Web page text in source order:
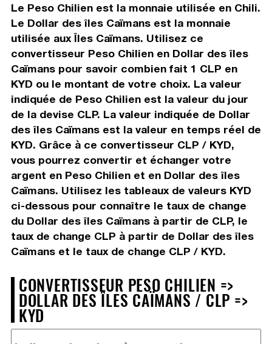
Le Peso Chilien est la monnaie utilisée en Chili.
Le Dollar des îles Caïmans est la monnaie
utilisée aux Îles Caïmans. Utilisez ce
convertisseur Peso Chilien en Dollar des îles
Caïmans pour savoir combien fait 1 CLP en
KYD ou le montant de votre choix. La valeur
indiquée de Peso Chilien est la valeur du jour
de la devise CLP. La valeur indiquée de Dollar
des îles Caïmans est la valeur en temps réel de
KYD. Grâce à ce convertisseur CLP / KYD,
vous pourrez convertir et échanger votre
argent en Peso Chilien et en Dollar des îles
Caïmans. Utilisez les tableaux de valeurs KYD
ci-dessous pour connaître le taux de change
du Dollar des îles Caïmans à partir de CLP, le
taux de change CLP à partir de Dollar des îles
Caïmans et le taux de change CLP / KYD.
CONVERTISSEUR PESO CHILIEN =>
DOLLAR DES ÎLES CAÏMANS / CLP =>
KYD